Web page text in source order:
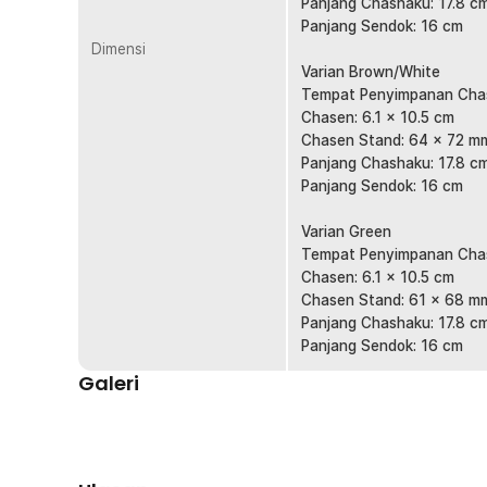
teman, keluarga, atau kolega yang menghargai seni
yang menarik dengan kemasan yang elegan, set ini
Rincian yang Anda dapatkan untuk pembelian produk ini:
1 x Tempat Penyimpanan Chasen
Dimensi
Panjang Sendok: 16 cm
Varian Brown/White
Tempat Penyimpanan
Chasen: 6.1 x 10.5 cm
Chasen Stand: 64 x 72
Panjang Chashaku: 17.8
Panjang Sendok: 16 cm
Varian Green
Tempat Penyimpanan
Chasen: 6.1 x 10.5 cm
Chasen Stand: 61 x 68
Panjang Chashaku: 17.8
Panjang Sendok: 16 cm
Galeri